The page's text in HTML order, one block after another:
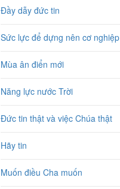
Đầy dẫy đức tin
Sức lực để dựng nên cơ nghiệp
Mùa ân điển mới
Năng lực nước Trời
Đức tin thật và việc Chúa thật
Hãy tin
Muốn điều Cha muốn